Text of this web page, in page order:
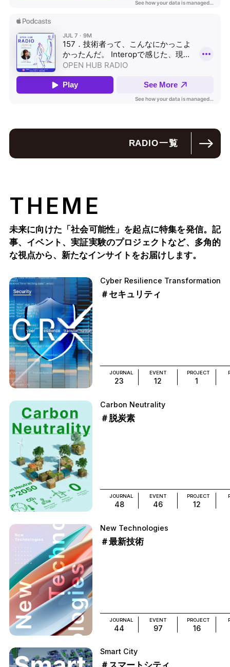
RADIO一覧
THEME
未来に向けた「社会可能性」を起点に特集を発信。記
事、イベント、実証実験のプロジェクトなど、多角的
な視点から、新たなインサイトをお届けします。
Cyber Resilience Transformation
＃セキュリティ
JOURNAL
23
EVENT
12
PROJECT
1
Carbon Neutrality
＃脱炭素
JOURNAL
48
EVENT
46
PROJECT
12
New Technologies
＃最新技術
JOURNAL
44
EVENT
97
PROJECT
16
Smart City